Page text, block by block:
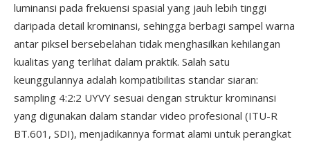
luminansi pada frekuensi spasial yang jauh lebih tinggi
daripada detail krominansi, sehingga berbagi sampel warna
antar piksel bersebelahan tidak menghasilkan kehilangan
kualitas yang terlihat dalam praktik. Salah satu
keunggulannya adalah kompatibilitas standar siaran:
sampling 4:2:2 UYVY sesuai dengan struktur krominansi
yang digunakan dalam standar video profesional (ITU-R
BT.601, SDI), menjadikannya format alami untuk perangkat